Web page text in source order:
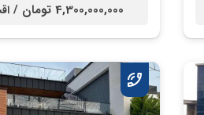
4,300,000,000 تومان /